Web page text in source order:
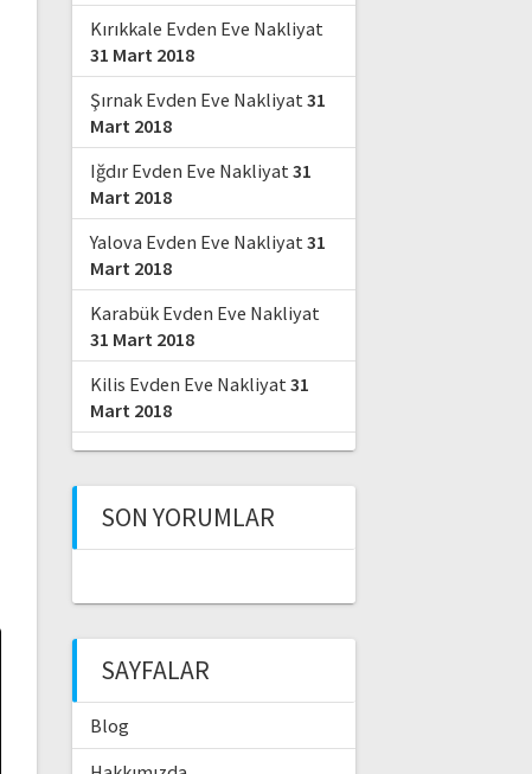
Kırıkkale Evden Eve Nakliyat
31 Mart 2018
Şırnak Evden Eve Nakliyat31
Mart 2018
Iğdır Evden Eve Nakliyat31
Mart 2018
Yalova Evden Eve Nakliyat31
Mart 2018
Karabük Evden Eve Nakliyat
31 Mart 2018
Kilis Evden Eve Nakliyat31
Mart 2018
SON YORUMLAR
SAYFALAR
Blog